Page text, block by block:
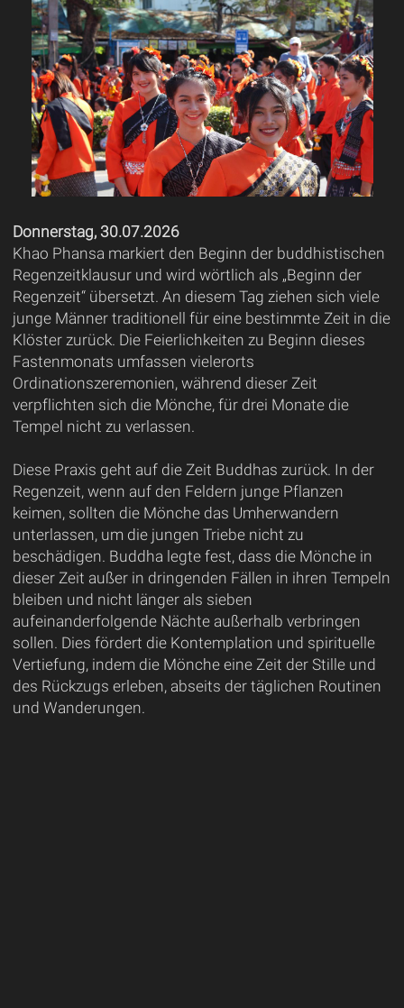
Donnerstag, 30.07.2026
Khao Phansa markiert den Beginn der buddhistischen
Regenzeitklausur und wird wörtlich als „Beginn der
Regenzeit“ übersetzt. An diesem Tag ziehen sich viele
junge Männer traditionell für eine bestimmte Zeit in die
Klöster zurück. Die Feierlichkeiten zu Beginn dieses
Fastenmonats umfassen vielerorts
Ordinationszeremonien, während dieser Zeit
verpflichten sich die Mönche, für drei Monate die
Tempel nicht zu verlassen.
Diese Praxis geht auf die Zeit Buddhas zurück. In der
Regenzeit, wenn auf den Feldern junge Pflanzen
keimen, sollten die Mönche das Umherwandern
unterlassen, um die jungen Triebe nicht zu
beschädigen. Buddha legte fest, dass die Mönche in
dieser Zeit außer in dringenden Fällen in ihren Tempeln
bleiben und nicht länger als sieben
aufeinanderfolgende Nächte außerhalb verbringen
sollen. Dies fördert die Kontemplation und spirituelle
Vertiefung, indem die Mönche eine Zeit der Stille und
des Rückzugs erleben, abseits der täglichen Routinen
und Wanderungen.